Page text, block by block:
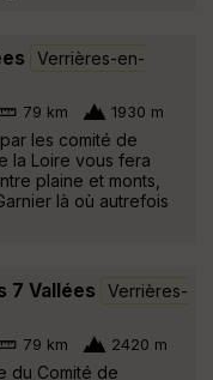
Verrières-en-
79 km 1930 m
les comité de
la Loire vous fera
plaine et monts,
là où autrefois
7 Vallées
Verrières-
79 km 2420 m
du Comité de